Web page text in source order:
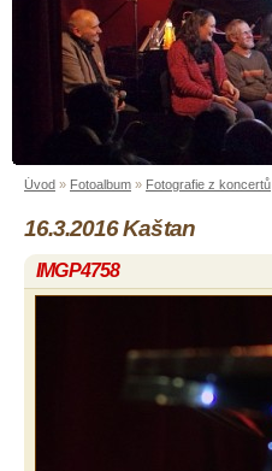
Úvod » Fotoalbum » Fotografie z koncertů
16.3.2016 Kaštan
IMGP4758